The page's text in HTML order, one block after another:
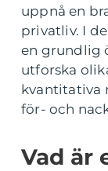
uppnå en
privatliv. I
en grundlig
utforska
kvantitativa
för- och
Vad är